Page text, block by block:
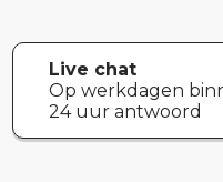
Live chat
Op werkdagen
24 uur antwoord